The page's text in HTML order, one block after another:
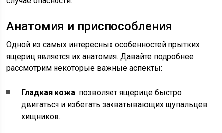
Анатомия и приспособления
Одной из самых интересных особенностей прытких
ящериц является их анатомия. Давайте подробнее
рассмотрим некоторые важные аспекты:
Гладкая кожа: позволяет ящерице быстро
двигаться и избегать захватывающих щупальцев
хищников.